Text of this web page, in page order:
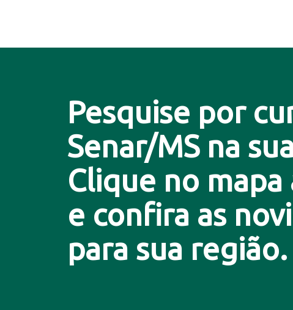
Pesquise por
Senar/MS na
Clique no mapa
e confira as
para sua região.